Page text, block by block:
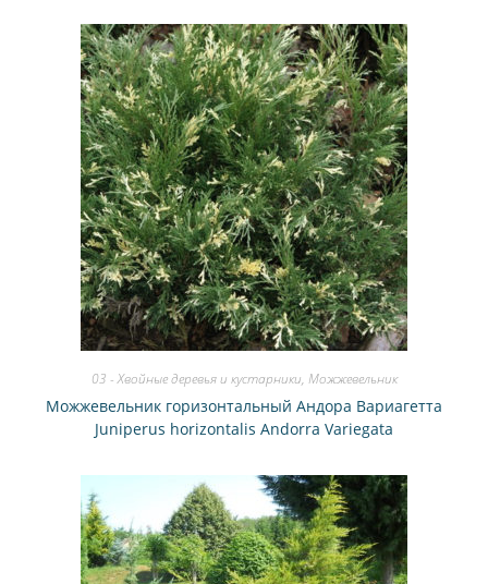
03 - Хвойные деревья и кустарники, Можжевельник
Можжевельник горизонтальный Андора Вариагетта
Juniperus horizontalis Andorra Variegata